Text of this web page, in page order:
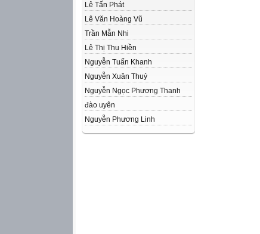
Lê Tấn Phát
Lê Văn Hoàng Vũ
Trần Mẫn Nhi
Lê Thị Thu Hiền
Nguyễn Tuấn Khanh
Nguyễn Xuân Thuỷ
Nguyễn Ngọc Phương Thanh
đào uyên
Nguyễn Phương Linh